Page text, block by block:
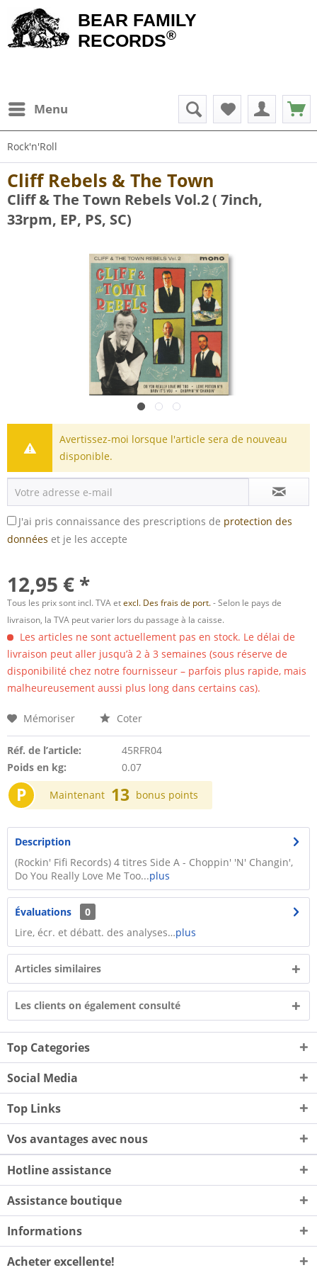
BEAR FAMILY
RECORDS®
Menu
Rock'n'Roll
Cliff Rebels & The Town
Cliff & The Town Rebels Vol.2 ( 7inch,
33rpm, EP, PS, SC)
Avertissez-moi lorsque l'article sera de nouveau
disponible.
J'ai pris connaissance des prescriptions de protection des
données et je les accepte
12,95 € *
Tous les prix sont incl. TVA etexcl. Des frais de port.- Selon le pays de
livraison, la TVA peut varier lors du passage à la caisse.
Les articles ne sont actuellement pas en stock. Le délai de
livraison peut aller jusqu’à 2 à 3 semaines (sous réserve de
disponibilité chez notre fournisseur – parfois plus rapide, mais
malheureusement aussi plus long dans certains cas).
Mémoriser Coter
Réf. de l’article:
45RFR04
Poids en kg:
0.07
P Maintenant 13 bonus points
Description
(Rockin' Fifi Records) 4 titres Side A - Choppin' 'N' Changin',
Do You Really Love Me Too...plus
Évaluations
0
Lire, écr. et débatt. des analyses…plus
Articles similaires
Les clients on également consulté
Top Categories
Social Media
Top Links
Vos avantages avec nous
Hotline assistance
Assistance boutique
Informations
Acheter excellente!